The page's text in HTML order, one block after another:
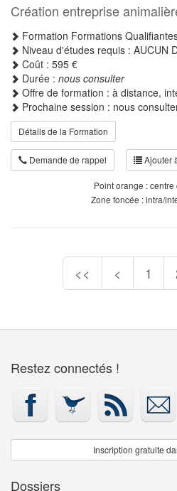
Création entreprise
Formation Formations
Niveau d'études requis : AUCUN
Coût : 595 €
Durée : nous consulter
Offre de formation : à distance,
Prochaine session : nous
Détails de la Formation
Demande de rappel Ajouter
Point orange : centre
Zone foncée : intra/
<< < 1
Restez connectés !
Inscription gratuite
Dossiers